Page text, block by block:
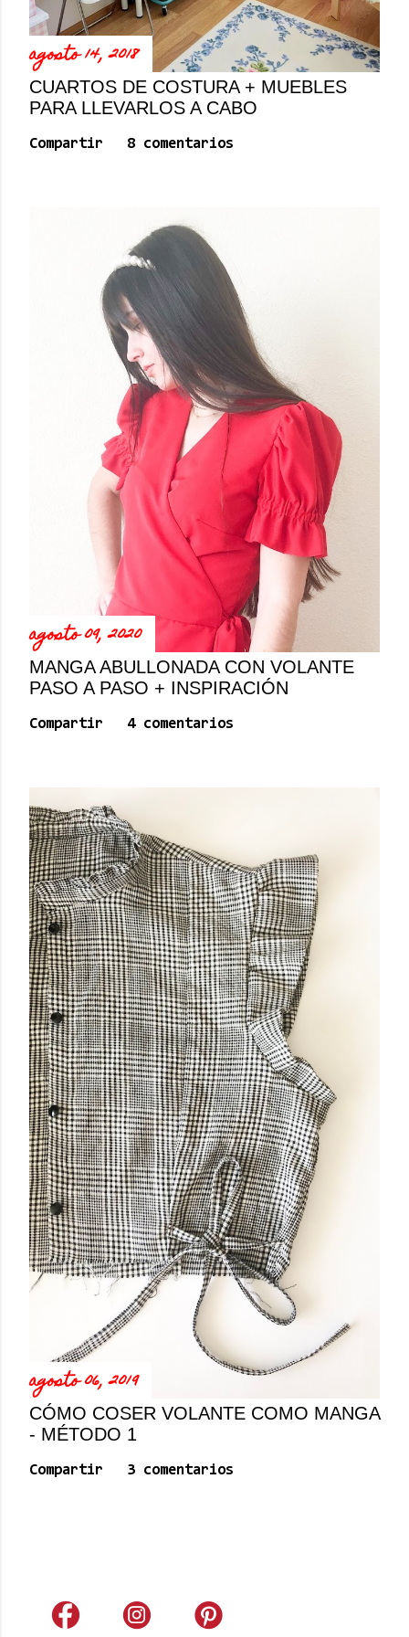
a
i
o
agosto 14, 2018
CUARTOS DE COSTURA + MUEBLES
PARA LLEVARLOS A CABO
Compartir 8 comentarios
agosto 09, 2020
MANGA ABULLONADA CON VOLANTE
PASO A PASO + INSPIRACIÓN
Compartir 4 comentarios
agosto 06, 2019
CÓMO COSER VOLANTE COMO MANGA
- MÉTODO 1
Compartir 3 comentarios